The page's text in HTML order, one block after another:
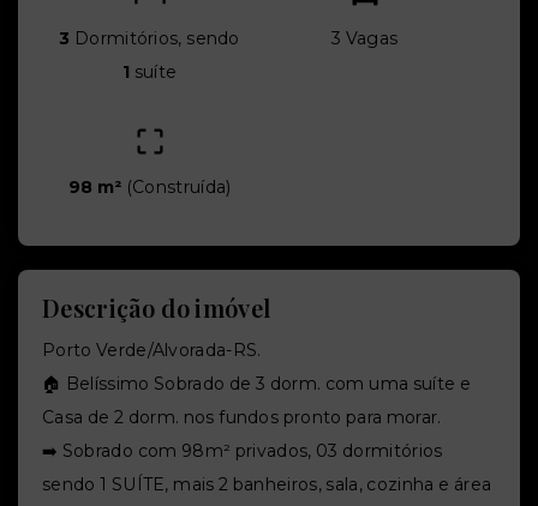
3 Dormitórios, sendo
1 suíte
3 Vagas
98 m² (Construída)
Descrição do imóvel
Porto Verde/Alvorada-RS.
🏠 Belíssimo Sobrado de 3 dorm. com uma suíte e
Casa de 2 dorm. nos fundos pronto para morar.
➡️ Sobrado com 98m² privados, 03 dormitórios
sendo 1 SUÍTE, mais 2 banheiros, sala, cozinha e área